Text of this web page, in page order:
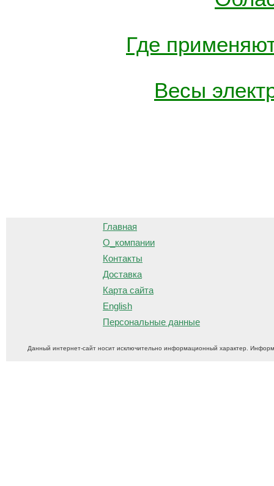
Где
Весы
Главная
О_компании
Контакты
Доставка
Карта сайта
English
Персональные данные
Данный интернет-сайт носит исключительно информационный характер.